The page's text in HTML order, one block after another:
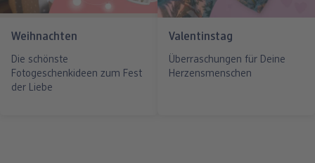
Weihnachten
Die schönste
Fotogeschenkideen zum Fest
der Liebe
Valentinstag
Überraschungen für Deine
Herzensmenschen